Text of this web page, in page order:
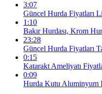
3:07
Güncel Hurda Fiyatları
1:10
Bakır Hurdası, Krom
23:28
Güncel Hurda Fiyatları
0:15
Katarakt Ameliyatı
0:09
Hurda Kutu Aluminyum